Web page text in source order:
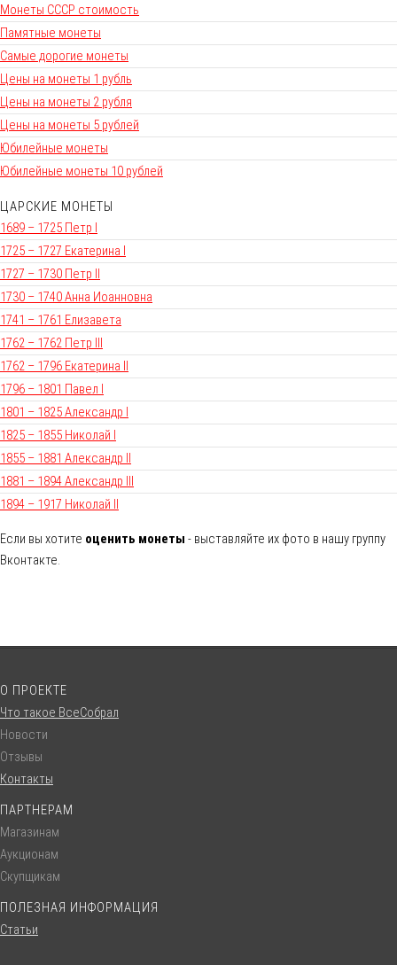
Монеты СССР стоимость
Памятные монеты
Самые дорогие монеты
Цены на монеты 1 рубль
Цены на монеты 2 рубля
Цены на монеты 5 рублей
Юбилейные монеты
Юбилейные монеты 10 рублей
ЦАРСКИЕ МОНЕТЫ
1689 – 1725 Петр I
1725 – 1727 Екатерина I
1727 – 1730 Петр II
1730 – 1740 Анна Иоанновна
1741 – 1761 Елизавета
1762 – 1762 Петр III
1762 – 1796 Екатерина II
1796 – 1801 Павел I
1801 – 1825 Александр I
1825 – 1855 Николай I
1855 – 1881 Александр II
1881 – 1894 Александр III
1894 – 1917 Николай II
Если вы хотите оценить монеты - выставляйте их фото в нашу группу
Вконтакте.
О ПРОЕКТЕ
Что такое ВсеСобрал
Новости
Отзывы
Контакты
ПАРТНЕРАМ
Магазинам
Аукционам
Скупщикам
ПОЛЕЗНАЯ ИНФОРМАЦИЯ
Статьи